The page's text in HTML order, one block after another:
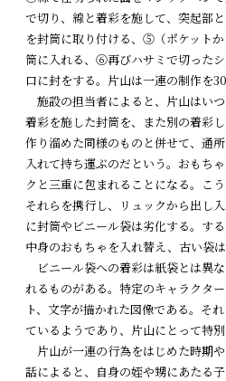
で切り、線と着彩を施して、突起部
を封筒に取り付ける、⑤（ポケット
筒に入れる、⑥再びハサミで切った
口に封をする。片山は一連の制作を
施設の担当者によると、片山はい
着彩を施した封筒を、また別の着彩
作り溜めた同様のものと併せて、通
入れて持ち運ぶのだという。おもち
クと三重に包まれることになる。こ
それらを携行し、リュックから出し
に封筒やビニール袋は劣化する。す
中身のおもちゃを入れ替え、古い袋
ビニール袋への着彩は紙袋とは異
れるものがある。特定のキャラクタ
ト、文字が描かれた図像である。そ
ているようであり、片山にとって特
片山が一連の行為をはじめた時期や
話によると、自身の姪や甥にあたる